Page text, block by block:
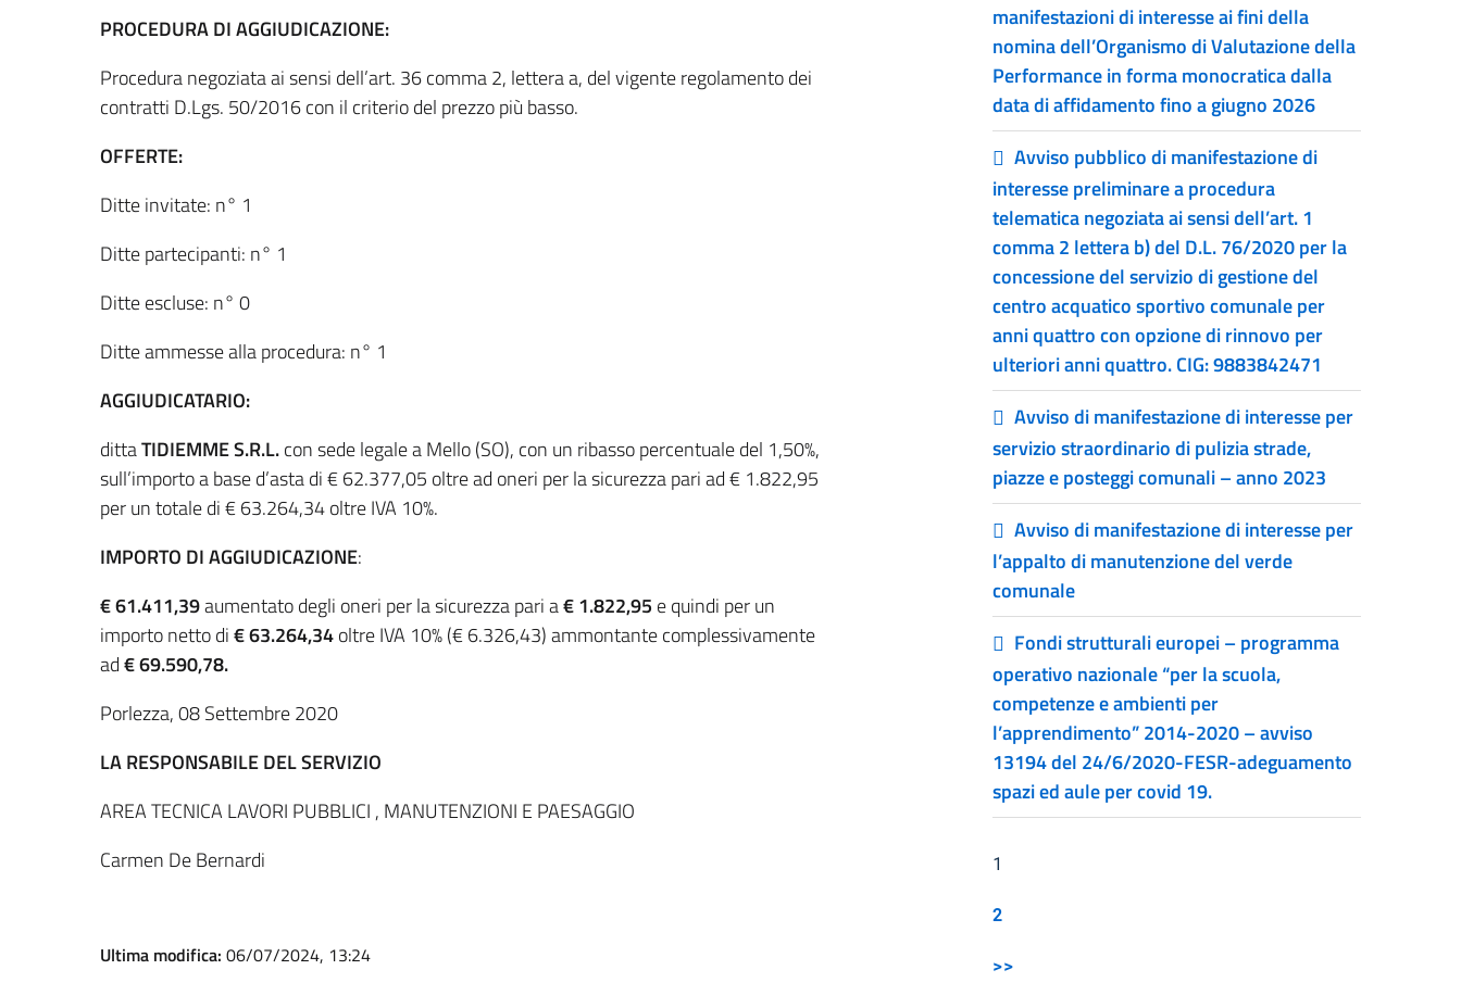
PROCEDURA DI AGGIUDICAZIONE:
Procedura negoziata ai sensi dell’art. 36 comma 2, lettera a, del vigente regolamento dei
contratti D.Lgs. 50/2016 con il criterio del prezzo più basso.
OFFERTE:
Ditte invitate: n° 1
Ditte partecipanti: n° 1
Ditte escluse: n° 0
Ditte ammesse alla procedura: n° 1
AGGIUDICATARIO:
dittaTIDIEMME S.R.L.con sede legale a Mello (SO), con un ribasso percentuale del 1,50%,
sull’importo a base d’asta di € 62.377,05 oltre ad oneri per la sicurezza pari ad € 1.822,95
per un totale di € 63.264,34 oltre IVA 10%.
IMPORTO DI AGGIUDICAZIONE:
€ 61.411,39aumentato degli oneri per la sicurezza pari a€ 1.822,95 e quindi per un
importo netto di€ 63.264,34oltre IVA 10% (€ 6.326,43) ammontante complessivamente
ad€ 69.590,78.
Porlezza, 08 Settembre 2020
LA RESPONSABILE DEL SERVIZIO
AREA TECNICA LAVORI PUBBLICI , MANUTENZIONI E PAESAGGIO
Carmen De Bernardi
Ultima modifica: 06/07/2024, 13:24
manifestazioni di interesse ai fini della
nomina dell’Organismo di Valutazione della
Performance in forma monocratica dalla
data di affidamento fino a giugno 2026
Avviso pubblico di manifestazione di
interesse preliminare a procedura
telematica negoziata ai sensi dell’art. 1
comma 2 lettera b) del D.L. 76/2020 per la
concessione del servizio di gestione del
centro acquatico sportivo comunale per
anni quattro con opzione di rinnovo per
ulteriori anni quattro. CIG: 9883842471
Avviso di manifestazione di interesse per
servizio straordinario di pulizia strade,
piazze e posteggi comunali – anno 2023
Avviso di manifestazione di interesse per
l’appalto di manutenzione del verde
comunale
Fondi strutturali europei – programma
operativo nazionale “per la scuola,
competenze e ambienti per
l’apprendimento” 2014-2020 – avviso
13194 del 24/6/2020-FESR-adeguamento
spazi ed aule per covid 19.
1
2
>>